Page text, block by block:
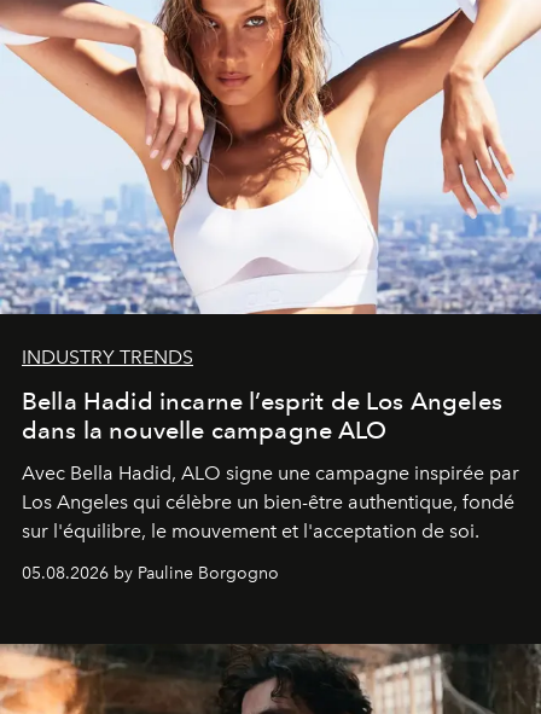
INDUSTRY TRENDS
Bella Hadid incarne l’esprit de Los Angeles
dans la nouvelle campagne ALO
Avec Bella Hadid, ALO signe une campagne inspirée par
Los Angeles qui célèbre un bien-être authentique, fondé
sur l'équilibre, le mouvement et l'acceptation de soi.
05.08.2026 by Pauline Borgogno